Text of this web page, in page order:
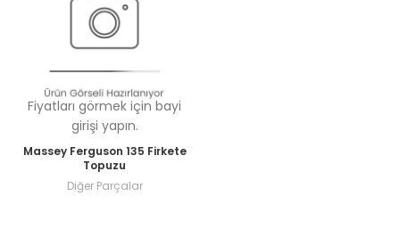
Fiyatları görmek için bayi
girişi yapın.
Massey Ferguson 135 Firkete
Topuzu
Diğer Parçalar